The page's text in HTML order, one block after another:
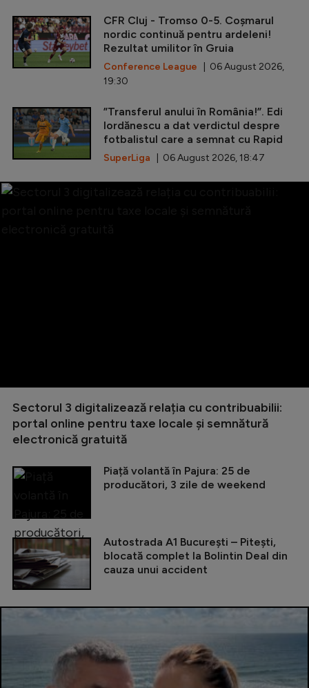
CFR Cluj - Tromso 0-5. Coșmarul
nordic continuă pentru ardeleni!
Rezultat umilitor în Gruia
Conference League | 06 August 2026,
19:30
”Transferul anului în România!”. Edi
Iordănescu a dat verdictul despre
fotbalistul care a semnat cu Rapid
SuperLiga | 06 August 2026, 18:47
Sectorul 3 digitalizează relația cu contribuabilii:
portal online pentru taxe locale și semnătură
electronică gratuită
Piață volantă în Pajura: 25 de
producători, 3 zile de weekend
Autostrada A1 București – Pitești,
blocată complet la Bolintin Deal din
cauza unui accident